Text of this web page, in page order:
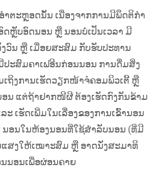
ຳຕະຫຼອດນັ້ນ ເນື່ອງຈາກການມີພຶດຕິກຳ
ຫຼັບອົດນອນ ຫຼື ນອນບໍ່ເປັນເວລາ ມີ
ວົນ ຫຼື ເມື່ອຍສະສົມ ກັບຮັບປະທານ
ປະສົມຄາເຟອີນກ່ອນນອນ ການດື່ມສິ່ງ
ເຖິງການເຮັດວຽກໜ້າຈໍຄອມພິວເຕີ້ ຫຼື
ນ ແຕ່ຖ້າຢາກໜີຜີ ຕ້ອງເຮັດກົງກັນຂ້າມ
ະ ເຮັດເພີ່ມໃນເລື່ອງຂອງການເຂົ້ານອນ
ອນໃນຫ້ອງນອນທີ່ໃຊ້ສຳລັບນອນ (ທີ່ມີ
ແສງໃຫ້ເໝາະສົມ ຫຼື ອາດນັ່ງສະມາທິ
ນອນເພື່ອຜ່ອນຄາຍ